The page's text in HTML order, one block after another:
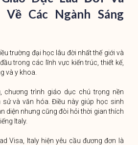
Các Ngành Sáng
trường đại học lâu đời nhất thế giới và
trong các lĩnh vực kiến trúc, thiết kế,
và y khoa.
chương trình giáo dục chú trọng nền
sử và văn hóa. Điều này giúp học sinh
diện nhưng cũng đòi hỏi thời gian thích
Italy.
Visa, Italy hiện yêu cầu đương đơn là